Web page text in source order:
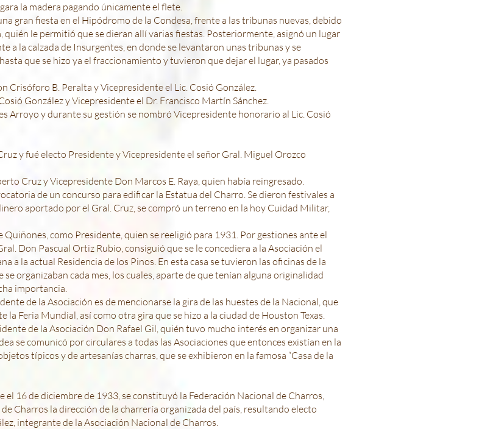
la madera pagando únicamente el flete.
gran fiesta en el Hipódromo de la Condesa, frente a las tribunas nuevas, debido
quién le permitió que se dieran allí varias fiestas. Posteriormente, asignó un lugar
a la calzada de Insurgentes, en donde se levantaron unas tribunas y se
que se hizo ya el fraccionamiento y tuvieron que dejar el lugar, ya pasados
Crisóforo B. Peralta y Vicepresidente el Lic. Cosió González.
González y Vicepresidente el Dr. Francisco Martín Sánchez.
Arroyo y durante su gestión se nombró Vicepresidente honorario al Lic. Cosió
y fué electo Presidente y Vicepresidente el señor Gral. Miguel Orozco
Cruz y Vicepresidente Don Marcos E. Raya, quien había reingresado.
de un concurso para edificar la Estatua del Charro. Se dieron festivales a
aportado por el Gral. Cruz, se compró un terreno en la hoy Cuidad Militar,
como Presidente, quien se reeligió para 1931. Por gestiones ante el
Don Pascual Ortiz Rubio, consiguió que se le concediera a la Asociación el
a la actual Residencia de los Pinos. En esta casa se tuvieron las oficinas de la
organizaban cada mes, los cuales, aparte de que tenían alguna originalidad
importancia.
de la Asociación es de mencionarse la gira de las huestes de la Nacional, que
Feria Mundial, así como otra gira que se hizo a la ciudad de Houston Texas.
de la Asociación Don Rafael Gil, quién tuvo mucho interés en organizar una
se comunicó por circulares a todas las Asociaciones que entonces existían en la
típicos y de artesanías charras, que se exhibieron en la famosa “Casa de la
16 de diciembre de 1933, se constituyó la Federación Nacional de Charros,
Charros la dirección de la charrería organizada del país, resultando electo
integrante de la Asociación Nacional de Charros.